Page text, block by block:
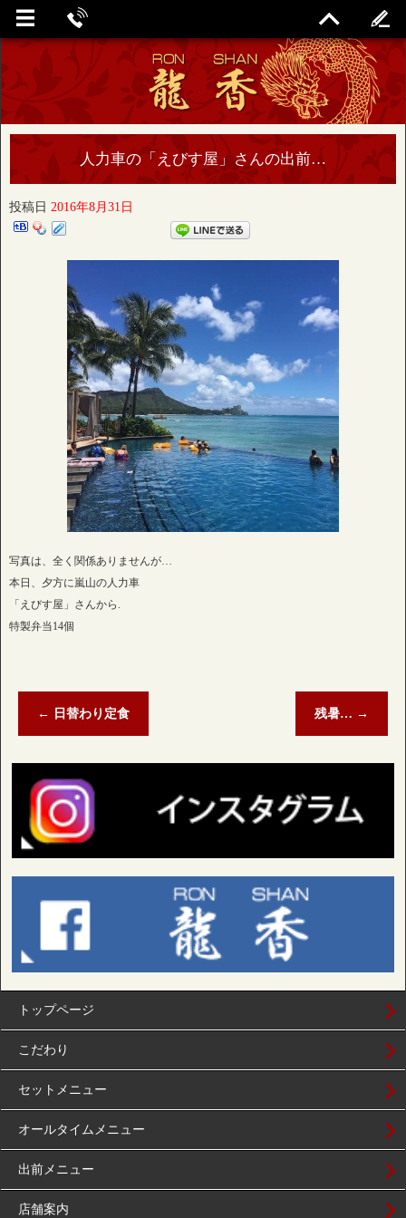
人力車の「えびす屋」さんの出前…
投稿日 2016年8月31日
写真は、全く関係ありませんが…
本日、夕方に嵐山の人力車
「えびす屋」さんから.
特製弁当14個
← 日替わり定食 残暑… →
トップページ
こだわり
セットメニュー
オールタイムメニュー
出前メニュー
店舗案内